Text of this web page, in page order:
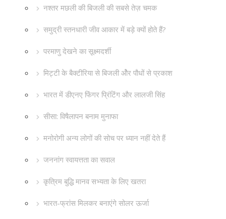
नश्तर मछली की बिजली की सबसे तेज़ चमक
समुद्री स्तनधारी जीव आकार में बड़े क्यों होते हैं?
परमाणु देखने का सूक्ष्मदर्शी
मिट्टी के बैक्टीरिया से बिजली औेर पौधों से प्रकाश
भारत में डीएनए फिंगर प्रिंटिंग और लालजी सिंह
सीसा: विषैलापन बनाम मुनाफा
मनोरोगी अन्य लोगों की सोच पर ध्यान नहीं देते हैं
जननांग स्वायत्तता का सवाल
कृत्रिम बुद्धि मानव सभ्यता के लिए खतरा
भारत-फ्रांस मिलकर बनाएंगे सोलर ऊर्जा